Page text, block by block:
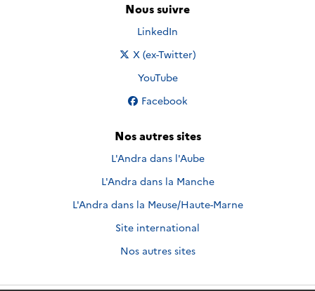
Nous suivre
Nous suivre sur
LinkedIn
Nous suivre sur
X (ex-Twitter)
Nous suivre sur
YouTube
Nous suivre sur
Facebook
Nos autres sites
L'Andra dans l'Aube
L'Andra dans la Manche
L'Andra dans la Meuse/Haute-Marne
Site international
Nos autres sites